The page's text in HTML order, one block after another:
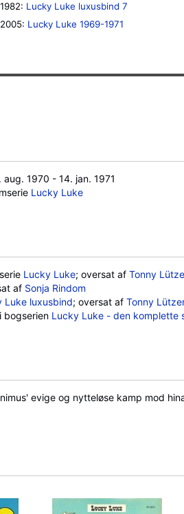
1982: Lucky Luke luxusbind 7
2005: Lucky Luke 1969-1971
1970 - 14. jan. 1971
Lucky Luke
Lucky Luke; oversat af Tonny
af Sonja Rindom
Luke luxusbind; oversat af Tonny
i bogserien Lucky Luke - den komplette
evige og nytteløse kamp mod